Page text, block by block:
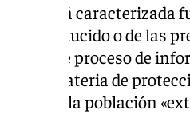
está
producido o de las
proceso de
en materia de
a la población